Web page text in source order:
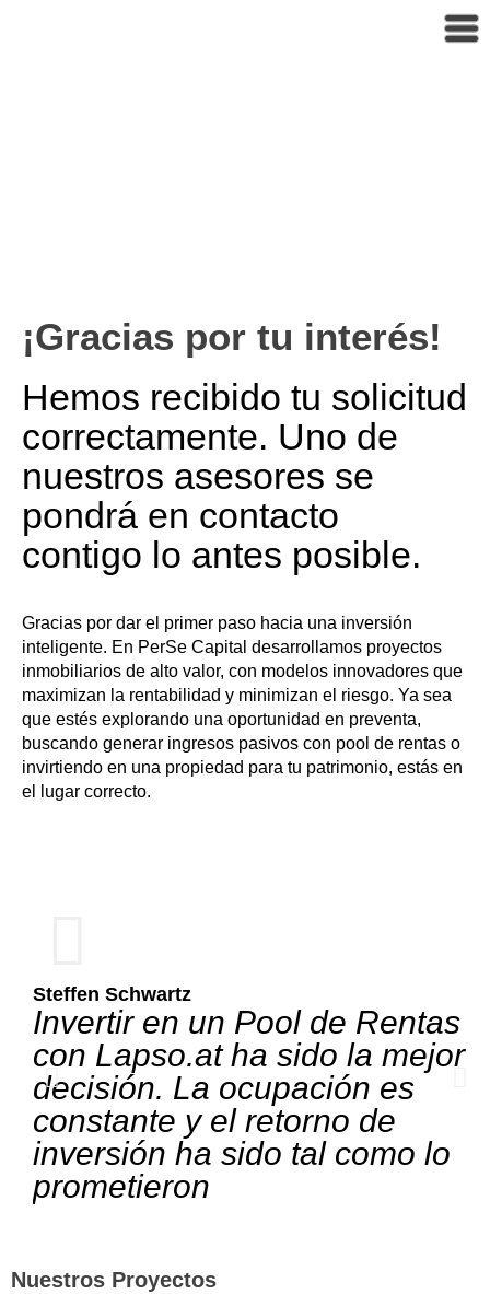
¡Gracias por tu interés!
Hemos recibido tu solicitud
correctamente. Uno de
nuestros asesores se
pondrá en contacto
contigo lo antes posible.
Gracias por dar el primer paso hacia una inversión
inteligente. En PerSe Capital desarrollamos proyectos
inmobiliarios de alto valor, con modelos innovadores que
maximizan la rentabilidad y minimizan el riesgo. Ya sea
que estés explorando una oportunidad en preventa,
buscando generar ingresos pasivos con pool de rentas o
invirtiendo en una propiedad para tu patrimonio, estás en
el lugar correcto.
Steffen Schwartz
Invertir en un Pool de Rentas
con Lapso.at ha sido la mejor
decisión. La ocupación es
constante y el retorno de
inversión ha sido tal como lo
prometieron
Nuestros Proyectos